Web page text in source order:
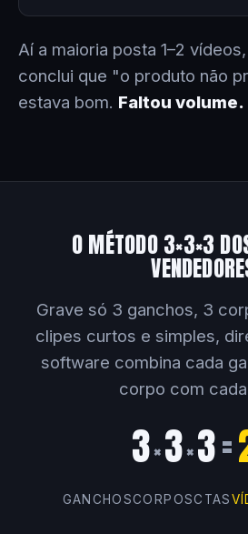
Aí a maioria posta 1–2
conclui que "o produto não
estava bom. Faltou volume.
O MÉTODO 3×3×3
Grave só 3 ganchos, 3
clipes curtos e simples,
software combina cada
corpo com cada
3×3×3=
GANCHOSCORPOSCTAS